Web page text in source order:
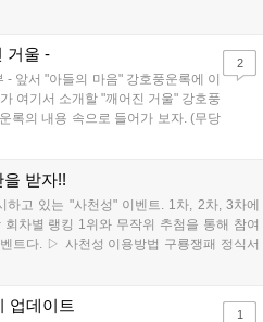
거울 -
앞서 "아들의 마음" 강호풍운록에 이
여기서 소개할 "깨어진 거울" 강호풍
록의 내용 속으로 들어가 보자. (무당
2
받자!!
고 있는 "사천성" 이벤트. 1차, 2차, 3차에
차별 랭킹 1위와 무작위 추첨을 통해 참여
트다. ▷ 사천성 이용방법 구룡쟁패 정식서
업데이트 1